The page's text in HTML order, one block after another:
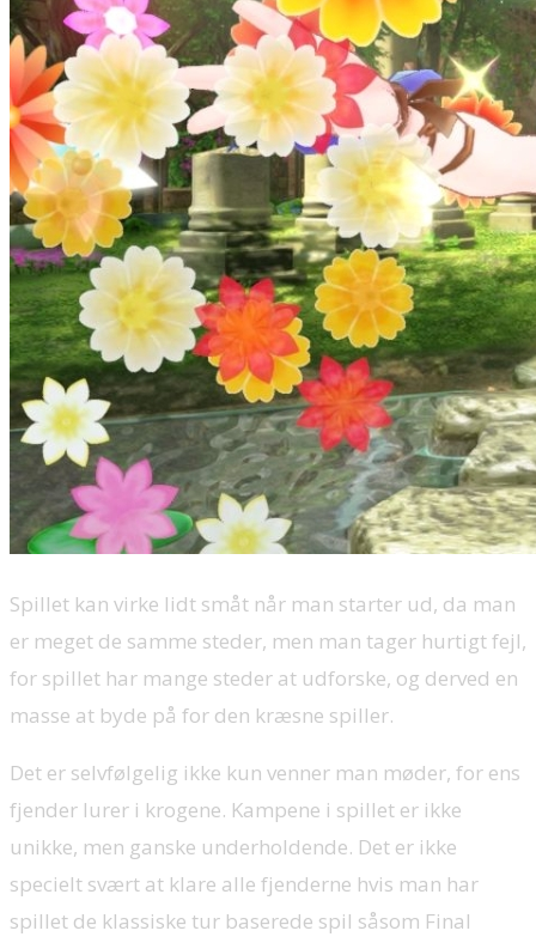
Spillet kan virke lidt småt når man starter ud, da man
er meget de samme steder, men man tager hurtigt fejl,
for spillet har mange steder at udforske, og derved en
masse at byde på for den kræsne spiller.
Det er selvfølgelig ikke kun venner man møder, for ens
fjender lurer i krogene. Kampene i spillet er ikke
unikke, men ganske underholdende. Det er ikke
specielt svært at klare alle fjenderne hvis man har
spillet de klassiske tur baserede spil såsom Final